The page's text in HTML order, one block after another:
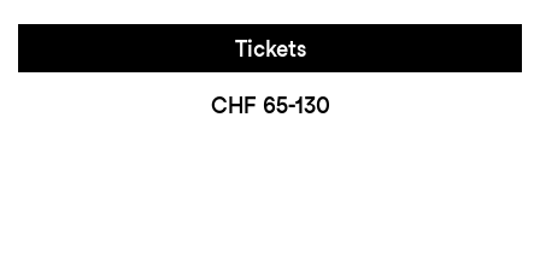
Tickets
CHF 65-130